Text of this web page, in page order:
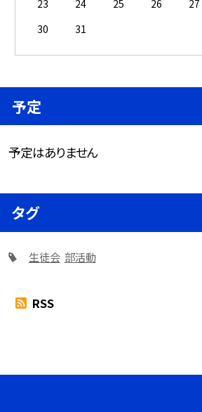
23
24 25 26 27
30
31
予定
予定はありません
タグ
生徒会 部活動
RSS